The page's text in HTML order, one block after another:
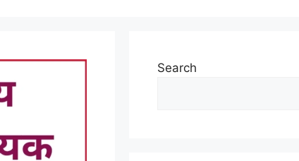
Search